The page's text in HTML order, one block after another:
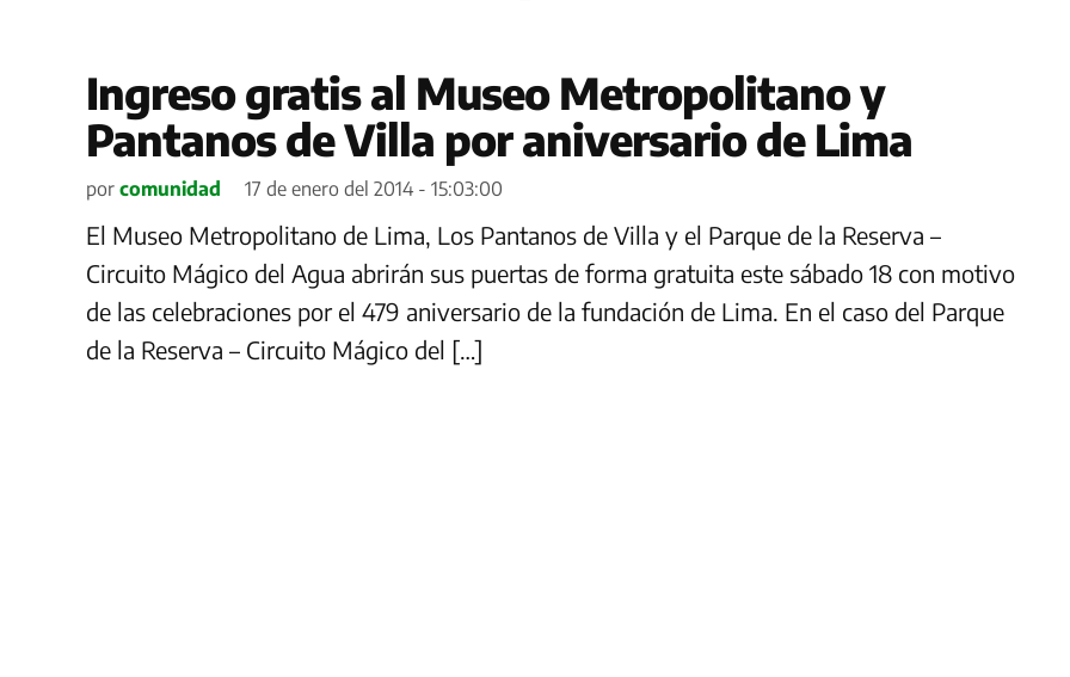
Ingreso gratis al Museo Metropolitano y
Pantanos de Villa por aniversario de Lima
por comunidad 17 de enero del 2014 - 15:03:00
El Museo Metropolitano de Lima, Los Pantanos de Villa y el Parque de la Reserva –
Circuito Mágico del Agua abrirán sus puertas de forma gratuita este sábado 18 con motivo
de las celebraciones por el 479 aniversario de la fundación de Lima. En el caso del Parque
de la Reserva – Circuito Mágico del […]